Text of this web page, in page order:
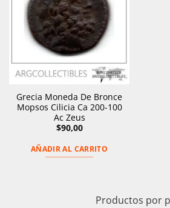
Grecia Moneda De Bronce
Mopsos Cilicia Ca 200-100
Ac Zeus
$90,00
AÑADIR AL CARRITO
Productos por